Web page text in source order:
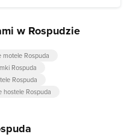
w Rospudzie
motele Rospuda
Rospuda
Rospuda
hostele Rospuda